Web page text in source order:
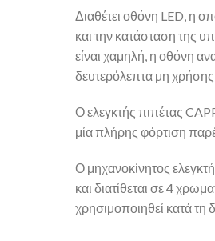
Διαθέτει οθόνη LED, η
και την κατάσταση της
είναι χαμηλή, η οθόνη
δευτερόλεπτα μη χρήσης
Ο ελεγκτής πιπέτας
μία πλήρης φόρτιση
Ο μηχανοκίνητος
και διατίθεται σε 4
χρησιμοποιηθεί κατά τη